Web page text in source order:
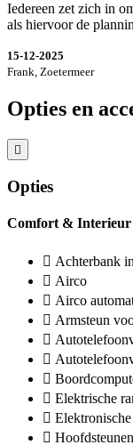
Iedereen zet zich in
als hiervoor de
15-12-2025
Frank, Zoetermeer
Opties en
Opties
Comfort & Interieur
Achterbank
Airco
Airco
Armsteun
Elektrische